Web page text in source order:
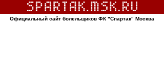
Официальный сайт болельщиков ФК "Спартак" Москва